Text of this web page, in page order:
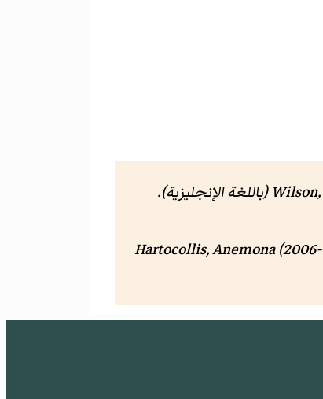
(باللغة الإنجليزية).
Hartocollis, Anemona